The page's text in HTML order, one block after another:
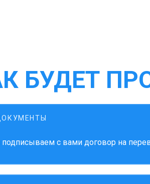
БУДЕТ
с вами договор на